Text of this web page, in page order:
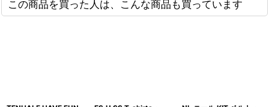
この商品を買った人は、こんな商品も買っています